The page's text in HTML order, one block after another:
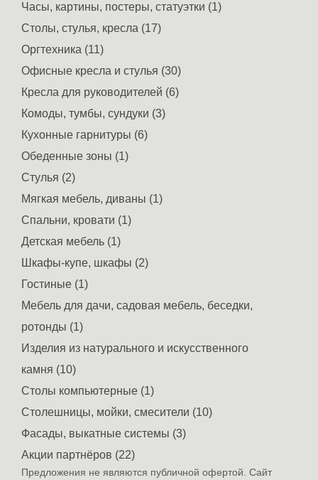
Часы, картины, постеры, статуэтки (1)
Столы, стулья, кресла (17)
Оргтехника (11)
Офисные кресла и стулья (30)
Кресла для руководителей (6)
Комоды, тумбы, сундуки (3)
Кухонные гарнитуры (6)
Обеденные зоны (1)
Стулья (2)
Мягкая мебель, диваны (1)
Спальни, кровати (1)
Детская мебель (1)
Шкафы-купе, шкафы (2)
Гостиные (1)
Мебель для дачи, садовая мебель, беседки,
ротонды (1)
Изделия из натурального и искусственного
камня (10)
Столы компьютерные (1)
Столешницы, мойки, смесители (10)
Фасады, выкатные системы (3)
Акции партнёров (22)
Предложения не являются публичной офертой. Сайт